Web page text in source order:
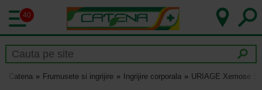
40
Catena Frumusete si ingrijire Ingrijire corporala URIAGE Xemose